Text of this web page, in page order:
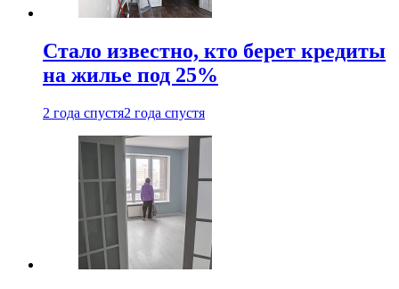
Стало известно, кто берет кредиты
на жилье под 25%
2 года спустя2 года спустя